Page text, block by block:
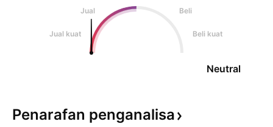
Jual
Beli
Jual kuat Beli kuat
Neutral
Penarafan penganalisa